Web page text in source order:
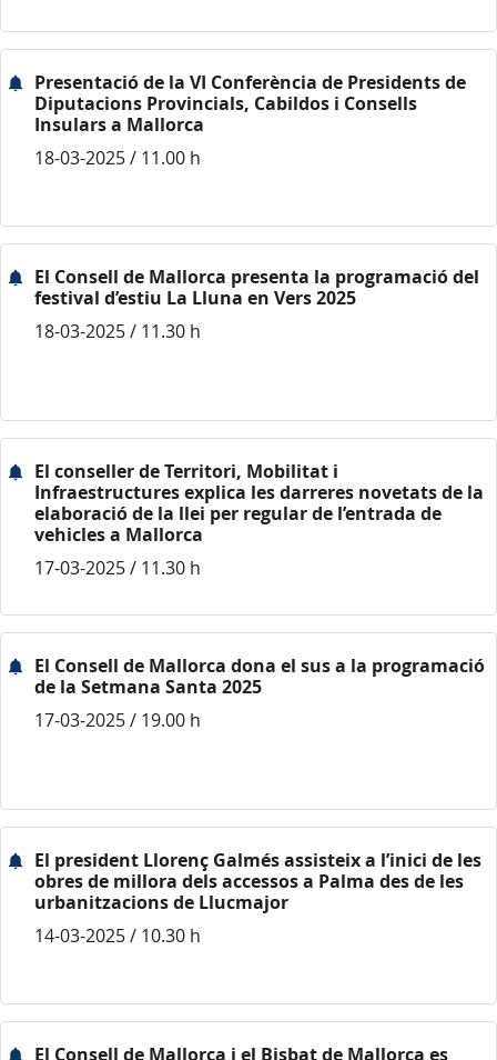
Presentació de la VI Conferència de Presidents de
Diputacions Provincials, Cabildos i Consells
Insulars a Mallorca
18-03-2025 / 11.00 h
El Consell de Mallorca presenta la programació del
festival d’estiu La Lluna en Vers 2025
18-03-2025 / 11.30 h
El conseller de Territori, Mobilitat i
Infraestructures explica les darreres novetats de la
elaboració de la llei per regular de l’entrada de
vehicles a Mallorca
17-03-2025 / 11.30 h
El Consell de Mallorca dona el sus a la programació
de la Setmana Santa 2025
17-03-2025 / 19.00 h
El president Llorenç Galmés assisteix a l’inici de les
obres de millora dels accessos a Palma des de les
urbanitzacions de Llucmajor
14-03-2025 / 10.30 h
El Consell de Mallorca i el Bisbat de Mallorca es